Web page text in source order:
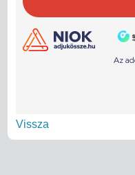
Vissza